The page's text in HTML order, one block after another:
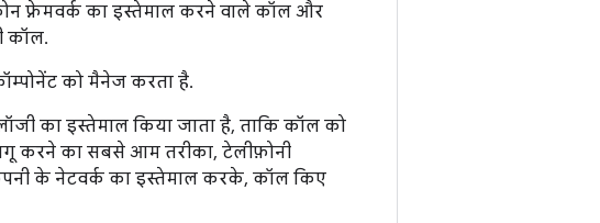
फ़्रेमवर्क का इस्तेमाल करने वाले कॉल और
कॉल.
को मैनेज करता है.
का इस्तेमाल किया जाता है, ताकि कॉल को
करने का सबसे आम तरीका, टेलीफ़ोनी
के नेटवर्क का इस्तेमाल करके, कॉल किए